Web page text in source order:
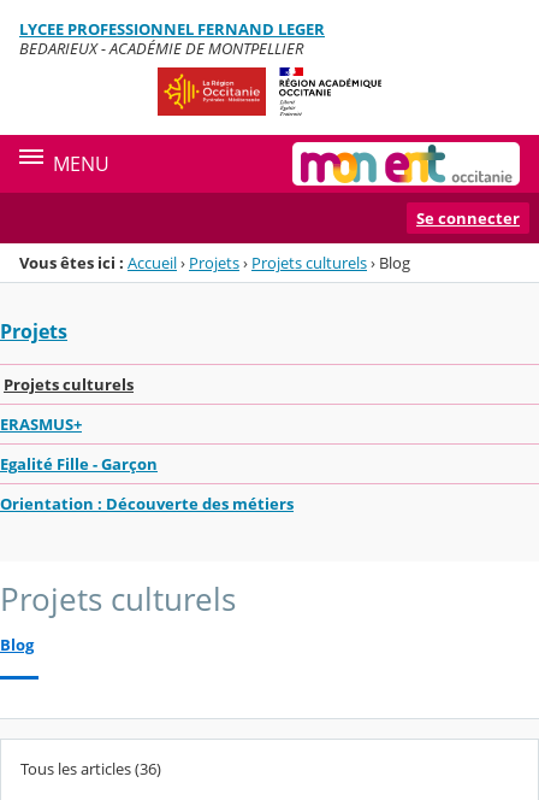
Menu de la rubrique
Contenu
LYCEE PROFESSIONNEL FERNAND LEGER
BEDARIEUX - ACADÉMIE DE MONTPELLIER
MENU
Se connecter
Vous êtes ici : Accueil› Projets› Projets culturels› Blog
Projets
Projets culturels
ERASMUS+
Egalité Fille - Garçon
Orientation : Découverte des métiers
Projets culturels
Blog
Tous les articles (36)